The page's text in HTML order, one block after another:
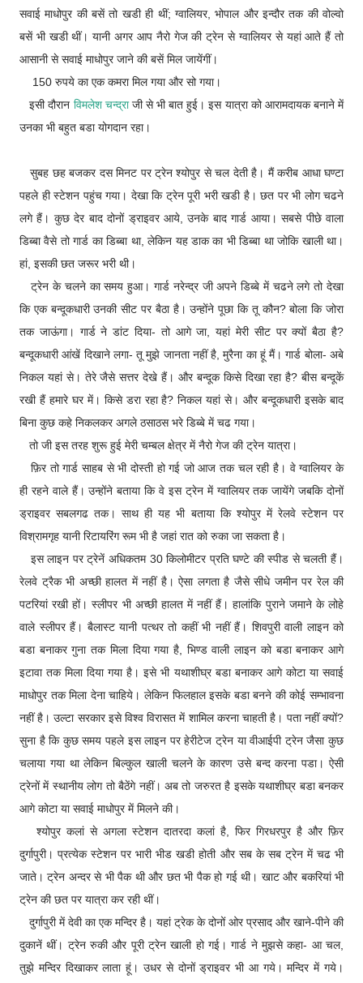
सवाई माधोपुर की बसें तो खडी ही थीं; ग्वालियर, भोपाल और इन्दौर तक की वोल्वो
बसें भी खडी थीं। यानी अगर आप नैरो गेज की ट्रेन से ग्वालियर से यहां आते हैं तो
आसानी से सवाई माधोपुर जाने की बसें मिल जायेंगीं।
150 रुपये का एक कमरा मिल गया और सो गया।
इसी दौरान विमलेश चन्द्राजी से भी बात हुई। इस यात्रा को आरामदायक बनाने में
उनका भी बहुत बडा योगदान रहा।
सुबह छह बजकर दस मिनट पर ट्रेन श्योपुर से चल देती है। मैं करीब आधा घण्टा
पहले ही स्टेशन पहुंच गया। देखा कि ट्रेन पूरी भरी खडी है। छत पर भी लोग चढने
लगे हैं। कुछ देर बाद दोनों ड्राइवर आये, उनके बाद गार्ड आया। सबसे पीछे वाला
डिब्बा वैसे तो गार्ड का डिब्बा था, लेकिन यह डाक का भी डिब्बा था जोकि खाली था।
हां, इसकी छत जरूर भरी थी।
ट्रेन के चलने का समय हुआ। गार्ड नरेन्द्र जी अपने डिब्बे में चढने लगे तो देखा
कि एक बन्दूकधारी उनकी सीट पर बैठा है। उन्होंने पूछा कि तू कौन? बोला कि जोरा
तक जाऊंगा। गार्ड ने डांट दिया- तो आगे जा, यहां मेरी सीट पर क्यों बैठा है?
बन्दूकधारी आंखें दिखाने लगा- तू मुझे जानता नहीं है, मुरैना का हूं मैं। गार्ड बोला- अबे
निकल यहां से। तेरे जैसे सत्तर देखे हैं। और बन्दूक किसे दिखा रहा है? बीस बन्दूकें
रखी हैं हमारे घर में। किसे डरा रहा है? निकल यहां से। और बन्दूकधारी इसके बाद
बिना कुछ कहे निकलकर अगले ठसाठस भरे डिब्बे में चढ गया।
तो जी इस तरह शुरू हुई मेरी चम्बल क्षेत्र में नैरो गेज की ट्रेन यात्रा।
फ़िर तो गार्ड साहब से भी दोस्ती हो गई जो आज तक चल रही है। वे ग्वालियर के
ही रहने वाले हैं। उन्होंने बताया कि वे इस ट्रेन में ग्वालियर तक जायेंगे जबकि दोनों
ड्राइवर सबलगढ तक। साथ ही यह भी बताया कि श्योपुर में रेलवे स्टेशन पर
विश्रामगृह यानी रिटायरिंग रूम भी है जहां रात को रुका जा सकता है।
इस लाइन पर ट्रेनें अधिकतम 30 किलोमीटर प्रति घण्टे की स्पीड से चलती हैं।
रेलवे ट्रैक भी अच्छी हालत में नहीं है। ऐसा लगता है जैसे सीधे जमीन पर रेल की
पटरियां रखी हों। स्लीपर भी अच्छी हालत में नहीं हैं। हालांकि पुराने जमाने के लोहे
वाले स्लीपर हैं। बैलास्ट यानी पत्थर तो कहीं भी नहीं हैं। शिवपुरी वाली लाइन को
बडा बनाकर गुना तक मिला दिया गया है, भिण्ड वाली लाइन को बडा बनाकर आगे
इटावा तक मिला दिया गया है। इसे भी यथाशीघ्र बडा बनाकर आगे कोटा या सवाई
माधोपुर तक मिला देना चाहिये। लेकिन फिलहाल इसके बडा बनने की कोई सम्भावना
नहीं है। उल्टा सरकार इसे विश्व विरासत में शामिल करना चाहती है। पता नहीं क्यों?
सुना है कि कुछ समय पहले इस लाइन पर हेरीटेज ट्रेन या वीआईपी ट्रेन जैसा कुछ
चलाया गया था लेकिन बिल्कुल खाली चलने के कारण उसे बन्द करना पडा। ऐसी
ट्रेनों में स्थानीय लोग तो बैठेंगे नहीं। अब तो जरुरत है इसके यथाशीघ्र बडा बनकर
आगे कोटा या सवाई माधोपुर में मिलने की।
श्योपुर कलां से अगला स्टेशन दातरदा कलां है, फिर गिरधरपुर है और फ़िर
दुर्गापुरी। प्रत्येक स्टेशन पर भारी भीड खडी होती और सब के सब ट्रेन में चढ भी
जाते। ट्रेन अन्दर से भी पैक थी और छत भी पैक हो गई थी। खाट और बकरियां भी
ट्रेन की छत पर यात्रा कर रही थीं।
दुर्गापुरी में देवी का एक मन्दिर है। यहां ट्रेक के दोनों ओर प्रसाद और खाने-पीने की
दुकानें थीं। ट्रेन रुकी और पूरी ट्रेन खाली हो गई। गार्ड ने मुझसे कहा- आ चल,
तुझे मन्दिर दिखाकर लाता हूं। उधर से दोनों ड्राइवर भी आ गये। मन्दिर में गये।